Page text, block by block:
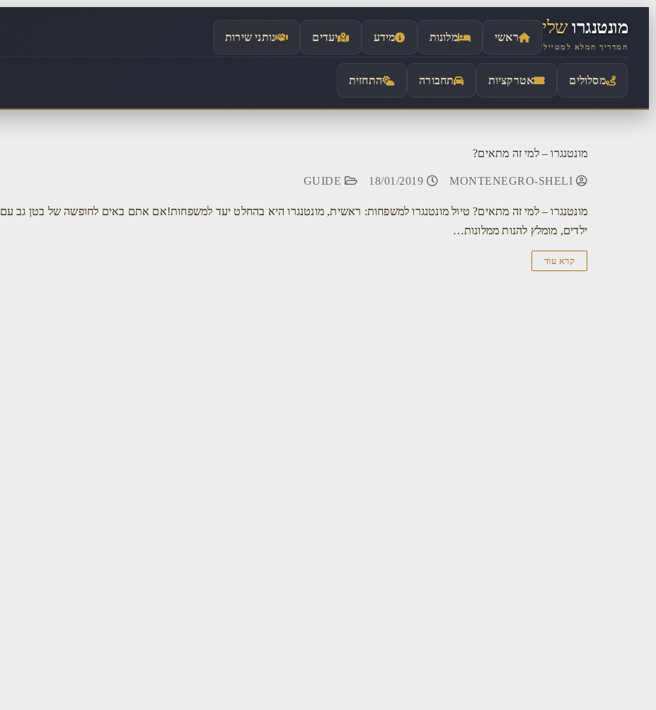
לתוכן
מונטנגרושלי
המדריך המלא למטייל
ראשי מלונות מידע יעדים נותני שירות
מסלולים אטרקציות תחבורה התחזית
מונטנגרו – למי זה מתאים?
18/01/2019
מונטנגרו – למי זה מתאים? טיול מונטנגרו למשפחות: ראשית, מונטנגרו היא בהחלט יעד למשפחות!אם אתם באים לחופשה של בטן גב עם
ילדים, מומלץ להנות ממלונות…
קרא עוד